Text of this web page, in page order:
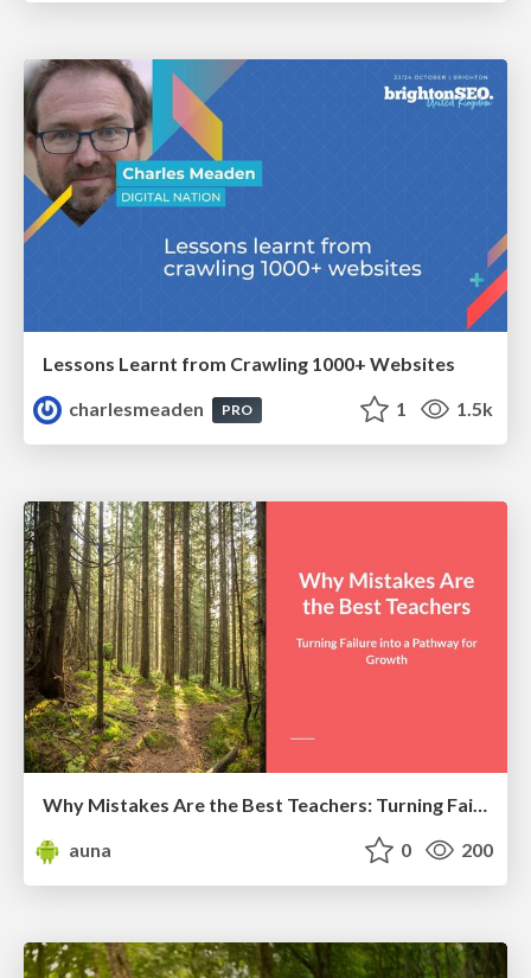
Lessons Learnt from Crawling 1000+ Websites
charlesmeaden
PRO 1 1.5k
Why Mistakes Are the Best Teachers: Turning Failure into a Pathway for Growth
auna
0 200